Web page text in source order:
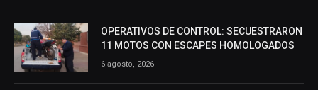
OPERATIVOS DE CONTROL: SECUESTRARON
11 MOTOS CON ESCAPES HOMOLOGADOS
6 agosto, 2026